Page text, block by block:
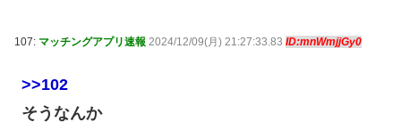
107: マッチングアプリ速報 2024/12/09(月) 21:27:33.83 ID:mnWmjjGy0
>>102
そうなんか